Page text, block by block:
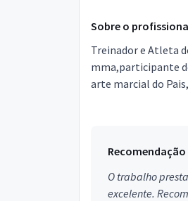
Sobre o
Treinador e Atleta
mma,participante
arte marcial do
O trabalho
excelente.